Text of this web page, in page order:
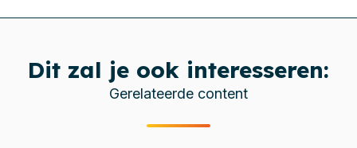
Dit zal je ook interesseren:
Gerelateerde content